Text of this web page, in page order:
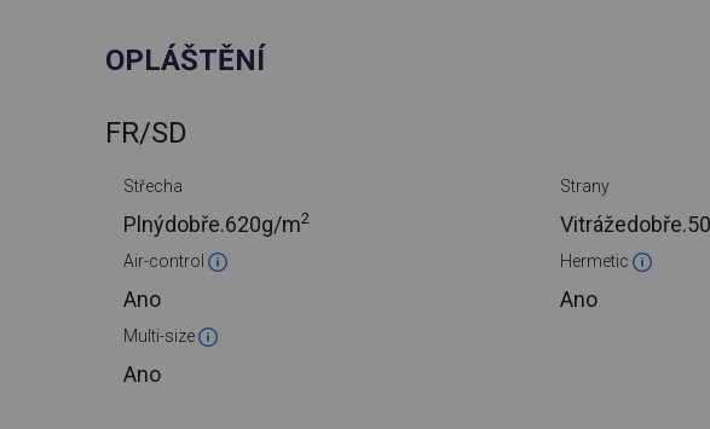
OPLÁŠTĚNÍ
FR/SD
Střecha
Plnýdobře.620g/m2
Strany
Vitrážedobře.
Air-control
Ano
Hermetic
Ano
Multi-size
Ano